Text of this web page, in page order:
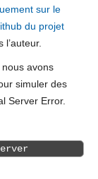
sur le
du projet
l’auteur.
avons
simuler des
Server Error.